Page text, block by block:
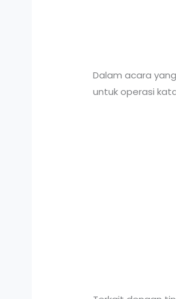
Dalam acara
untuk operasi